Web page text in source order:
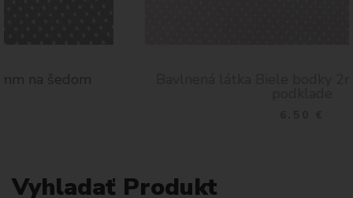
Bavlnená látka Biele bodky 2mm na fialovom
Vyhladať Produkt